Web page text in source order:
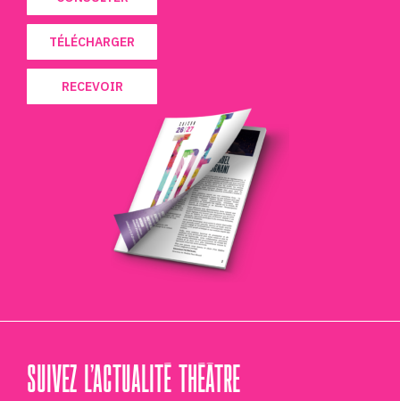
TÉLÉCHARGER
RECEVOIR
SUIVEZ L’ACTUALITÉ THÉÂTRE